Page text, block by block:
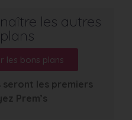
les autres
les bons plans
les premiers
Prem’s